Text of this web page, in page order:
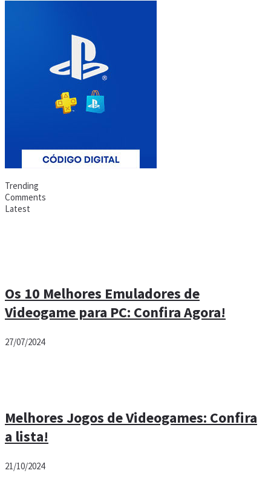
Trending
Comments
Latest
Os 10 Melhores Emuladores de
Videogame para PC: Confira Agora!
27/07/2024
Melhores Jogos de Videogames: Confira
a lista!
21/10/2024